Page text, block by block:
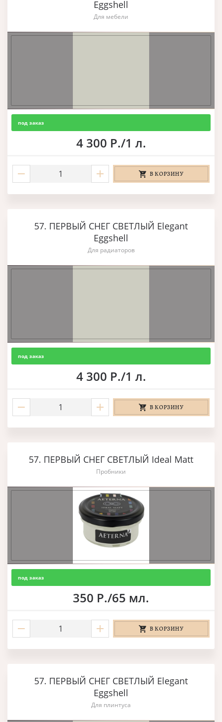
Eggshell
Для мебели
под заказ
4 300 Р./1 л.
В КОРЗИНУ
57. ПЕРВЫЙ СНЕГ СВЕТЛЫЙ Elegant
Eggshell
Для радиаторов
под заказ
4 300 Р./1 л.
В КОРЗИНУ
57. ПЕРВЫЙ СНЕГ СВЕТЛЫЙ Ideal Matt
Пробники
под заказ
350 Р./65 мл.
В КОРЗИНУ
57. ПЕРВЫЙ СНЕГ СВЕТЛЫЙ Elegant
Eggshell
Для плинтуса